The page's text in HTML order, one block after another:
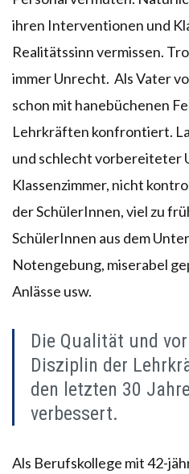
ihren Interventionen und
Realitätssinn vermissen.
immer Unrecht. Als Vater
schon mit hanebüchenen
Lehrkräften konfrontiert.
und schlecht vorbereiteter
Klassenzimmer, nicht
der SchülerInnen, viel zu
SchülerInnen aus dem
Notengebung, miserabel
Anlässe usw.
Die Qualität und
Disziplin der
den letzten 30
verbessert.
Als Berufskollege mit 42-